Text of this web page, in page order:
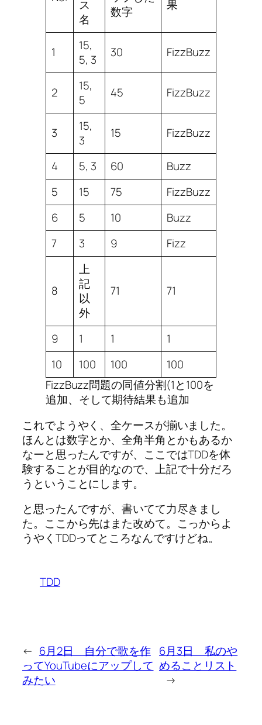
ス
名
数字
果
1
15,
5, 3
30 FizzBuzz
2
15,
5
45 FizzBuzz
3
15,
3
15 FizzBuzz
4 5, 3 60
Buzz
5
15 75
FizzBuzz
6
5 10
Buzz
7
3 9 Fizz
8
上
記
以
外
71 71
9 1 1
1
10
100 100
100
FizzBuzz問題の同値分割(1と100を
追加、そして期待結果も追加
これでようやく、全ケースが揃いました。
ほんとは数字とか、全角半角とかもあるか
なーと思ったんですが、ここではTDDを体
験することが目的なので、上記で十分だろ
うということにします。
と思ったんですが、書いてて力尽きまし
た。ここから先はまた改めて。こっからよ
うやくTDDってところなんですけどね。
TDD
← 6月2日 自分で歌を作
ってYouTubeにアップして
みたい
6月3日 私のや
めることリスト
→